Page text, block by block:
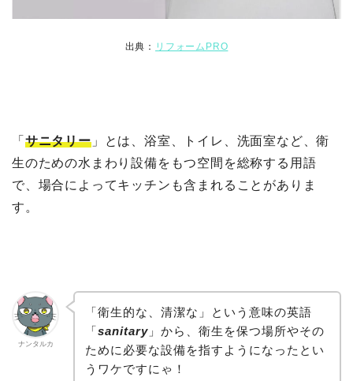
出典： リフォームPRO
「 サニタリー」とは、浴室、トイレ、洗面室など、衛
生のための水まわり設備をもつ空間を総称する用語
で、場合によってキッチンも含まれることがありま
す。
ナンタルカ
「衛生的な、清潔な」という意味の英語
「sanitary」から、衛生を保つ場所やその
ために必要な設備を指すようになったとい
うワケですにゃ！